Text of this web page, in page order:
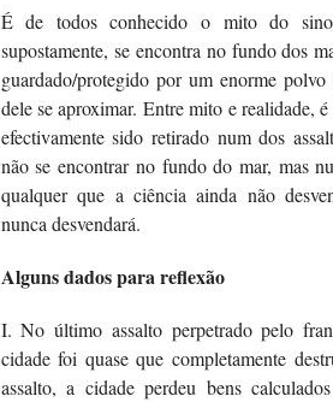
É de todos conhecido o mito do
supostamente, se encontra no fundo dos
guardado/protegido por um enorme
dele se aproximar. Entre mito e realidade,
efectivamente sido retirado num dos
não se encontrar no fundo do mar, mas
qualquer que a ciência ainda não
nunca desvendará.
Alguns dados para reflexão
I. No último assalto perpetrado pelo
cidade foi quase que completamente
assalto, a cidade perdeu bens